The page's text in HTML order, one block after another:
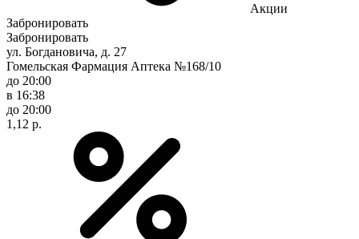
Акции
Забронировать
Забронировать
ул. Богдановича, д. 27
Гомельская Фармация Аптека №168/10
до 20:00
в 16:38
до 20:00
1,12 р.